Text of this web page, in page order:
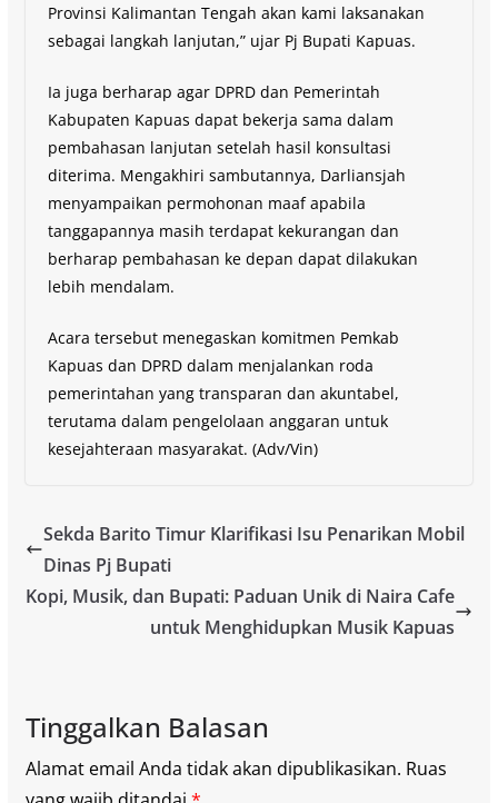
Provinsi Kalimantan Tengah akan kami laksanakan
sebagai langkah lanjutan,” ujar Pj Bupati Kapuas.
Ia juga berharap agar DPRD dan Pemerintah
Kabupaten Kapuas dapat bekerja sama dalam
pembahasan lanjutan setelah hasil konsultasi
diterima. Mengakhiri sambutannya, Darliansjah
menyampaikan permohonan maaf apabila
tanggapannya masih terdapat kekurangan dan
berharap pembahasan ke depan dapat dilakukan
lebih mendalam.
Acara tersebut menegaskan komitmen Pemkab
Kapuas dan DPRD dalam menjalankan roda
pemerintahan yang transparan dan akuntabel,
terutama dalam pengelolaan anggaran untuk
kesejahteraan masyarakat. (Adv/Vin)
Sekda Barito Timur Klarifikasi Isu Penarikan Mobil
Dinas Pj Bupati
Kopi, Musik, dan Bupati: Paduan Unik di Naira Cafe
untuk Menghidupkan Musik Kapuas
Tinggalkan Balasan
Alamat email Anda tidak akan dipublikasikan. Ruas